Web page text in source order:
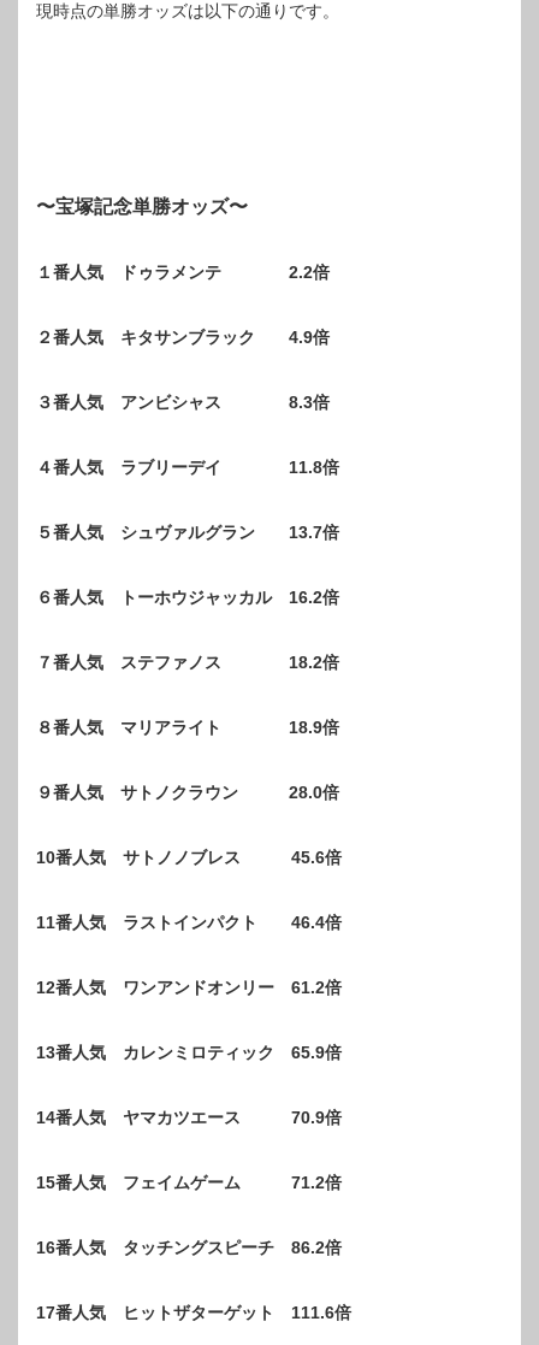
現時点の単勝オッズは以下の通りです。
〜宝塚記念単勝オッズ〜
１番人気 ドゥラメンテ 2.2倍
２番人気 キタサンブラック 4.9倍
３番人気 アンビシャス 8.3倍
４番人気 ラブリーデイ 11.8倍
５番人気 シュヴァルグラン 13.7倍
６番人気 トーホウジャッカル 16.2倍
７番人気 ステファノス 18.2倍
８番人気 マリアライト 18.9倍
９番人気 サトノクラウン 28.0倍
10番人気 サトノノブレス 45.6倍
11番人気 ラストインパクト 46.4倍
12番人気 ワンアンドオンリー 61.2倍
13番人気 カレンミロティック 65.9倍
14番人気 ヤマカツエース 70.9倍
15番人気 フェイムゲーム 71.2倍
16番人気 タッチングスピーチ 86.2倍
17番人気 ヒットザターゲット 111.6倍